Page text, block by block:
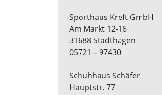
Sporthaus Kreft GmbH
Am Markt 12-16
31688 Stadthagen
05721 – 97430
Schuhhaus Schäfer
Hauptstr. 77